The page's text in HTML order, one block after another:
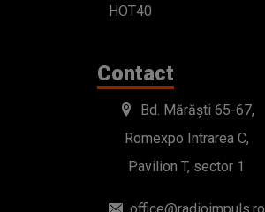
HOT40
Contact
Bd. Mărăști 65-67,
Romexpo Intrarea C,
Pavilion T, sector 1